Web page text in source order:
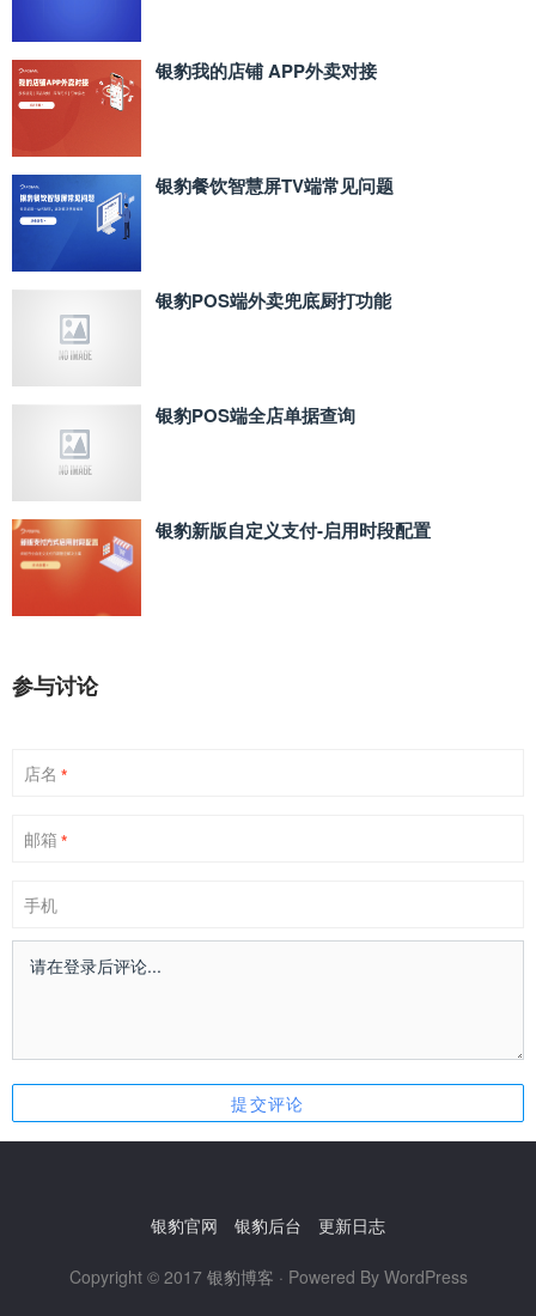
银豹我的店铺 APP外卖对接
银豹餐饮智慧屏TV端常见问题
银豹POS端外卖兜底厨打功能
银豹POS端全店单据查询
银豹新版自定义支付‑启用时段配置
参与讨论
店名 *
邮箱 *
手机
银豹官网 银豹后台 更新日志
Copyright © 2017 银豹博客 · Powered By WordPress